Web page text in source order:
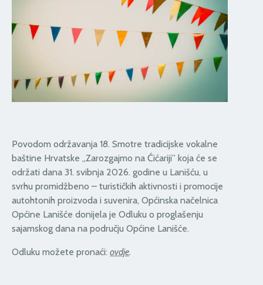
Povodom održavanja 18. Smotre tradicijske vokalne
baštine Hrvatske „Zarozgajmo na Ćićariji” koja će se
održati dana 31. svibnja 2026. godine u Lanišću, u
svrhu promidžbeno – turističkih aktivnosti i promocije
autohtonih proizvoda i suvenira, Općinska načelnica
Općine Lanišće donijela je Odluku o proglašenju
sajamskog dana na području Općine Lanišće.
Odluku možete pronaći: ovdje.